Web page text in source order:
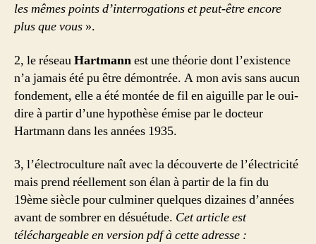
les mêmes points d’interrogations et peut-être encore
plus que vous ».
2, le réseauHartmannest une théorie dont l’existence
n’a jamais été pu être démontrée. A mon avis sans aucun
fondement, elle a été montée de fil en aiguille par le oui-
dire à partir d’une hypothèse émise par le docteur
Hartmann dans les années 1935.
3, l’électroculture naît avec la découverte de l’électricité
mais prend réellement son élan à partir de la fin du
19ème siècle pour culminer quelques dizaines d’années
avant de sombrer en désuétude. Cet article est
téléchargeable en version pdf à cette adresse :